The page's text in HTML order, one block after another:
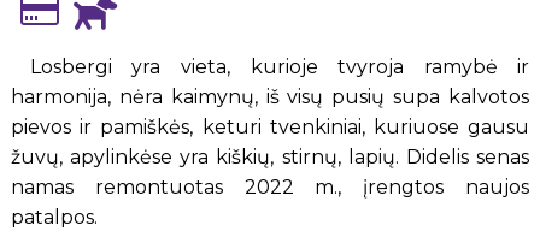
Losbergi yra vieta, kurioje tvyroja ramybė ir
harmonija, nėra kaimynų, iš visų pusių supa kalvotos
pievos ir pamiškės, keturi tvenkiniai, kuriuose gausu
žuvų, apylinkėse yra kiškių, stirnų, lapių. Didelis senas
namas remontuotas 2022 m., įrengtos naujos
patalpos.